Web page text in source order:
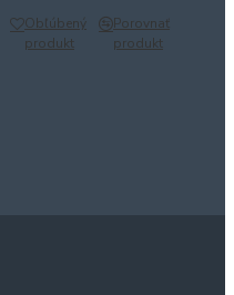
Obľúbený
produkt
Porovnať
produkt